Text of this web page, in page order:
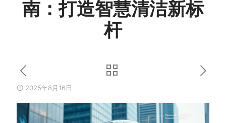
南：打造智慧清洁新标
杆
2025年8月16日